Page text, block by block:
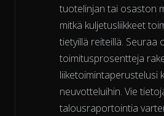
tuotelinjan tai osaston
mitkä kuljetusliikkeet
tietyillä reiteillä. Seuraa
toimitusprosentteja
liiketoimintaperustelusi
neuvotteluihin. Vie
talousraportointia